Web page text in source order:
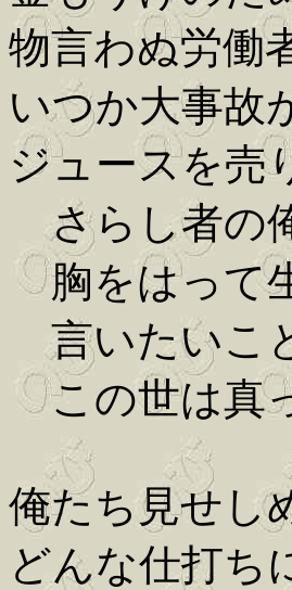
物言わぬ労働
いつか大事故
ジュースを売
さらし者の
胸をはって
言いたいこ
この世は真
俺たち見せ
どんな仕打ち